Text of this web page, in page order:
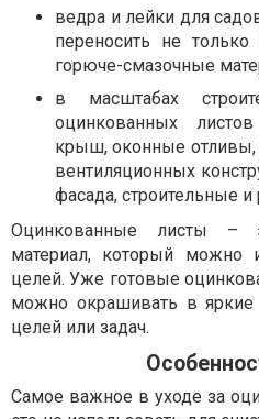
ведра и лейки для
переносить не
горюче-смазочные
в масштабах
оцинкованных
крыш, оконные
вентиляционных
фасада, строительные
Оцинкованные листы –
материал, который можно
целей. Уже готовые
можно окрашивать в
целей или задач.
Самое важное в уходе за